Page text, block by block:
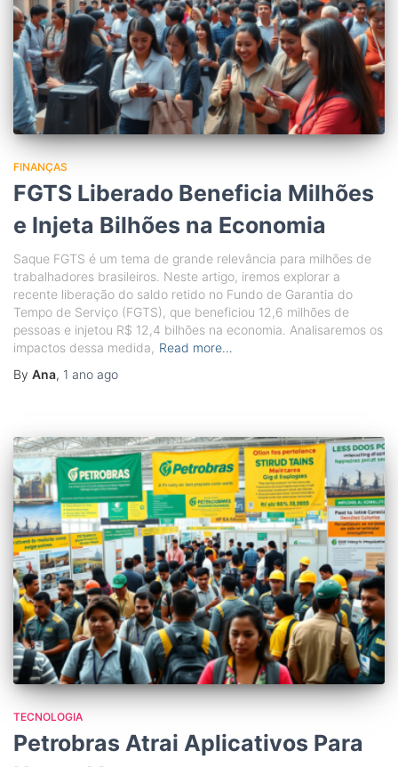
FINANÇAS
FGTS Liberado Beneficia Milhões
e Injeta Bilhões na Economia
Saque FGTS é um tema de grande relevância para milhões de
trabalhadores brasileiros. Neste artigo, iremos explorar a
recente liberação do saldo retido no Fundo de Garantia do
Tempo de Serviço (FGTS), que beneficiou 12,6 milhões de
pessoas e injetou R$ 12,4 bilhões na economia. Analisaremos os
impactos dessa medida, Read more…
By Ana, 1 ano ago
TECNOLOGIA
Petrobras Atrai Aplicativos Para